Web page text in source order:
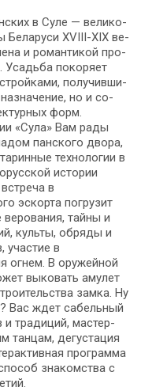
в Су­ле — ве­ли­ко­
Бе­ла­ру­си ХVIII-ХIX ве­
и ро­ман­ти­кой про­
Усадьба по­ко­ря­ет
по­лу­чив­ши­
но и со­
форм.
«Сула» Вам рады
панского двора,
технологии в
истории
в
эскорта погрузит
тайны и
культы, обряды и
участие в
огнем. В оружейной
выковать амулет
замка. Ну
Вас ждет сабельный
традиций, мастер-
танцам, дегустация
программа
знакомства с